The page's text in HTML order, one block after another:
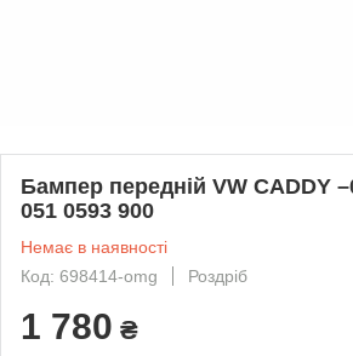
Бампер передній VW CADDY
051 0593 900
Немає в наявності
Код: 698414-omg
Роздріб
1 780 ₴